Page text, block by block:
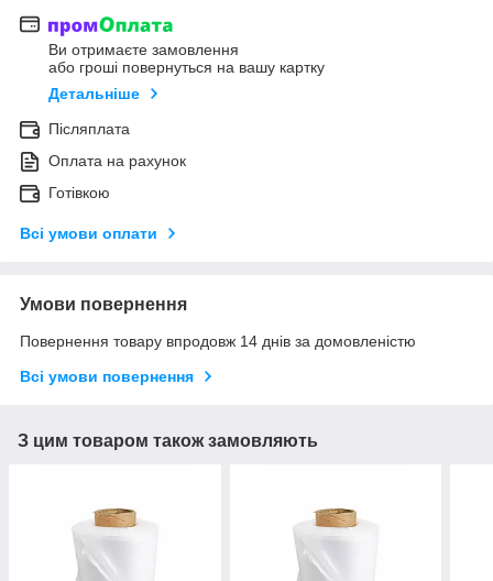
Ви отримаєте замовлення
або гроші повернуться на вашу картку
Детальніше
Післяплата
Оплата на рахунок
Готівкою
Всі умови оплати
Умови повернення
Повернення товару впродовж 14 днів за домовленістю
Всі умови повернення
З цим товаром також замовляють